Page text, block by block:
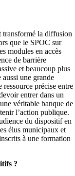
transformé la diffusion
que le SPOC sur
modules en accès
de barrière
et beaucoup plus
aussi une grande
ressource précise entre
entrer dans un
véritable banque de
l’action publique.
du dispositif en
élus municipaux et
à une formation
?